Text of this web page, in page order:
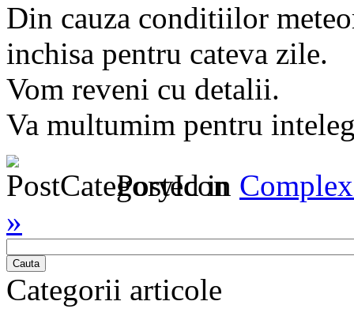
Din cauza conditiilor
inchisa pentru cateva zile.
Vom reveni cu detalii.
Va multumim pentru
Posted in
»
Cauta
Categorii articole